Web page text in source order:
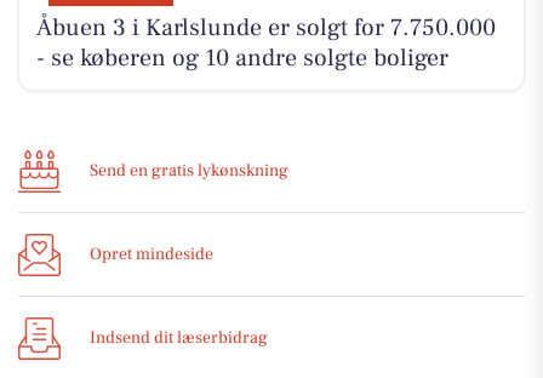
Åbuen 3 i Karlslunde er solgt for 7.750.000
- se køberen og 10 andre solgte boliger
Send en gratis lykønskning
Opret mindeside
Indsend dit læserbidrag